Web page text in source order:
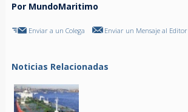
Por MundoMaritimo
Enviar a un Colega Enviar un Mensaje al Editor
Noticias Relacionadas